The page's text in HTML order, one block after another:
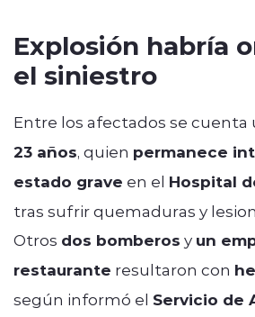
Explosión habría
el siniestro
Entre los afectados se cuenta
23 años, quien permanece
estado grave en el Hospital
tras sufrir quemaduras y
Otros dos bomberos y un
restaurante resultaron con
según informó el Servicio de